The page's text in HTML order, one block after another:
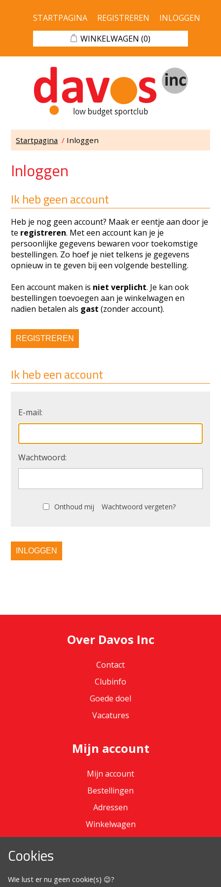
STARTPAGINA REGISTREREN
INLOGGEN
WINKELWAGEN (0)
Cookies
Wie lust er nu geen cookie(s) 😉?
Startpagina / Inloggen
Inloggen
Ik heb geen account
Heb je nog geen account? Maak er eentje aan door je
te registreren. Met een account kan je je
persoonlijke gegevens bewaren voor toekomstige
bestellingen. Zo hoef je niet telkens je gegevens
opnieuw in te geven bij een volgende bestelling.
Een account maken is niet verplicht. Je kan ook
bestellingen toevoegen aan je winkelwagen en
nadien betalen als gast (zonder account).
REGISTREREN
Ik heb een account
E-mail:
Wachtwoord:
Onthoud mij Wachtwoord vergeten?
INLOGGEN
Over Davos Inc
Contact
Clubinfo
Goede doel
Vacatures
Mijn account
Mijn account
Bestellingen
Adressen
Winkelwagen
Algemene voorwaarden